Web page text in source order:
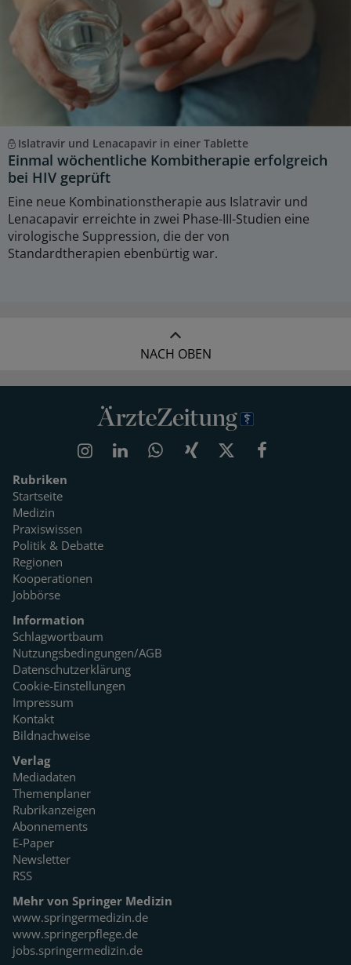
Islatravir und Lenacapavir in einer Tablette
Einmal wöchentliche Kombitherapie erfolgreich
bei HIV geprüft
Eine neue Kombinationstherapie aus Islatravir und
Lenacapavir erreichte in zwei Phase-III-Studien eine
virologische Suppression, die der von
Standardtherapien ebenbürtig war.
NACH OBEN
Rubriken
Startseite
Medizin
Praxiswissen
Politik & Debatte
Regionen
Kooperationen
Jobbörse
Information
Schlagwortbaum
Nutzungsbedingungen/AGB
Datenschutzerklärung
Cookie-Einstellungen
Impressum
Kontakt
Bildnachweise
Verlag
Mediadaten
Themenplaner
Rubrikanzeigen
Abonnements
E-Paper
Newsletter
RSS
Mehr von Springer Medizin
www.springermedizin.de
www.springerpflege.de
jobs.springermedizin.de